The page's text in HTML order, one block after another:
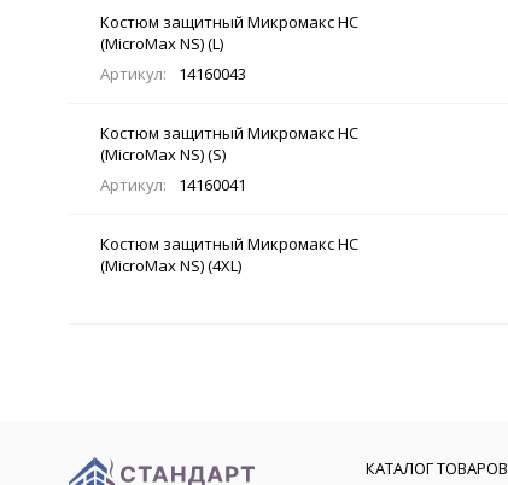
Костюм защитный Микромакс НС
(MicroMax NS) (L)
Артикул:
14160043
Костюм защитный Микромакс НС
(MicroMax NS) (S)
Артикул:
14160041
Костюм защитный Микромакс НС
(MicroMax NS) (4XL)
КАТАЛОГ ТОВАРОВ